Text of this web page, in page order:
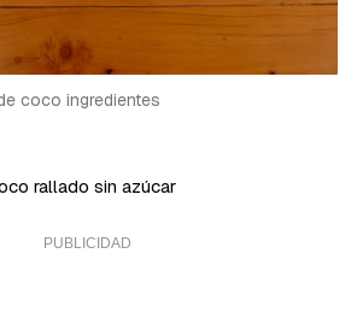
coco ingredientes
rallado sin azúcar